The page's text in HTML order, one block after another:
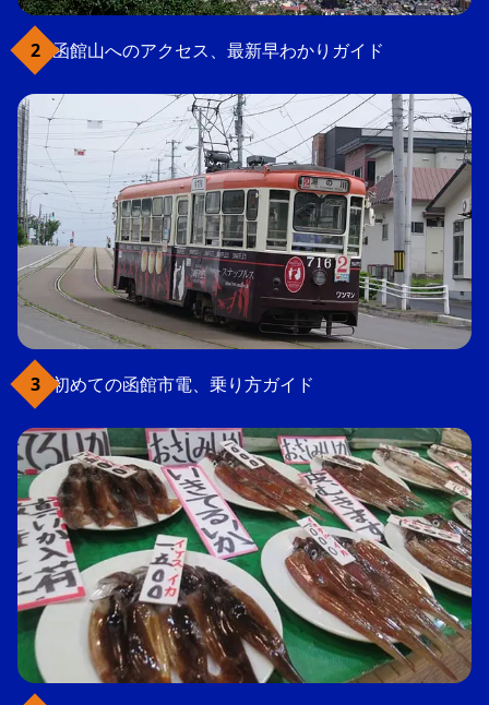
函館山へのアクセス、最新早わかりガイド
初めての函館市電、乗り方ガイド